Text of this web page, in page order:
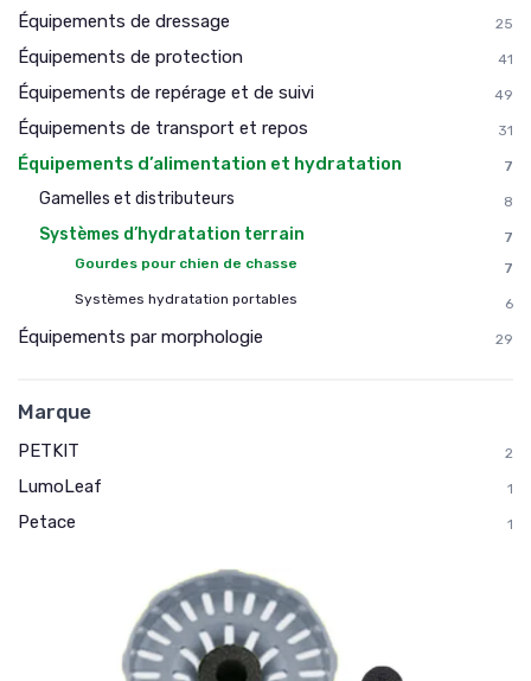
Équipements de dressage 25
Équipements de protection 41
Équipements de repérage et de suivi 49
Équipements de transport et repos 31
Équipements d’alimentation et hydratation 7
Gamelles et distributeurs 8
Systèmes d’hydratation terrain
7
Gourdes pour chien de chasse
7
Systèmes hydratation portables
6
Équipements par morphologie 29
Marque
PETKIT 2
LumoLeaf 1
Petace 1